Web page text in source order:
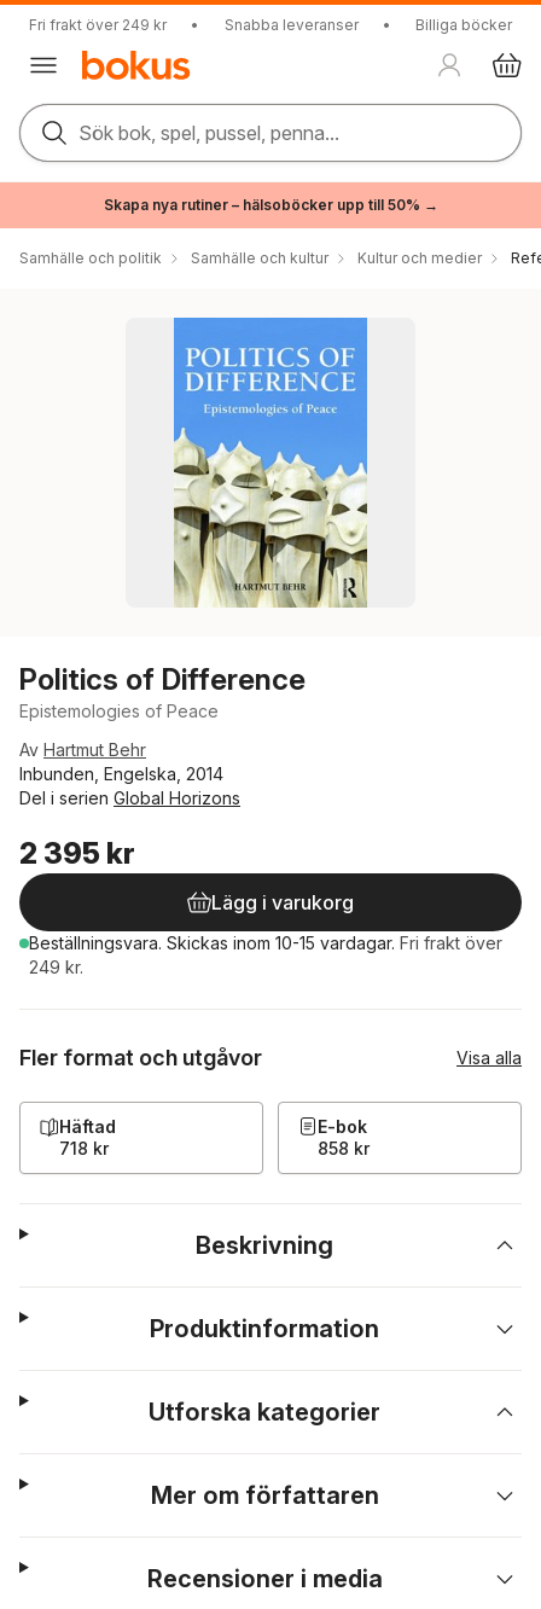
Fri frakt över 249 kr • Snabba leveranser • Billiga böcker
Sök bok, spel, pussel, penna...
Skapa nya rutiner – hälsoböcker upp till 50% →
Samhälle och politik Samhälle och kultur Kultur och medier
Politics of Difference
Epistemologies of Peace
Av Hartmut Behr
Inbunden, Engelska, 2014
Del i serien Global Horizons
2 395 kr
Lägg i varukorg
Beställningsvara. Skickas inom 10-15 vardagar. Fri frakt över
249 kr.
Fler format och utgåvor Visa alla
Häftad
718 kr
E-bok
858 kr
Beskrivning
Produktinformation
Utforska kategorier
Mer om författaren
Recensioner i media